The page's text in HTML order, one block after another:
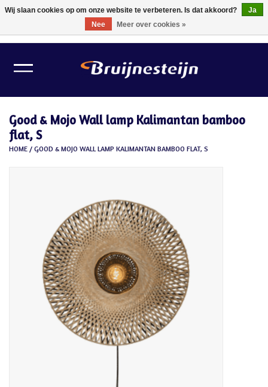
Verlichting
Meubelvilt
Cadeaubonnen
Good & Mojo Wall lamp Kalimantan bamboo
flat, S
HOME / GOOD & MOJO WALL LAMP KALIMANTAN BAMBOO FLAT, S
Wij slaan cookies op om onze website te verbeteren. Is dat akkoord?
Ja
Nee
Meer over cookies »